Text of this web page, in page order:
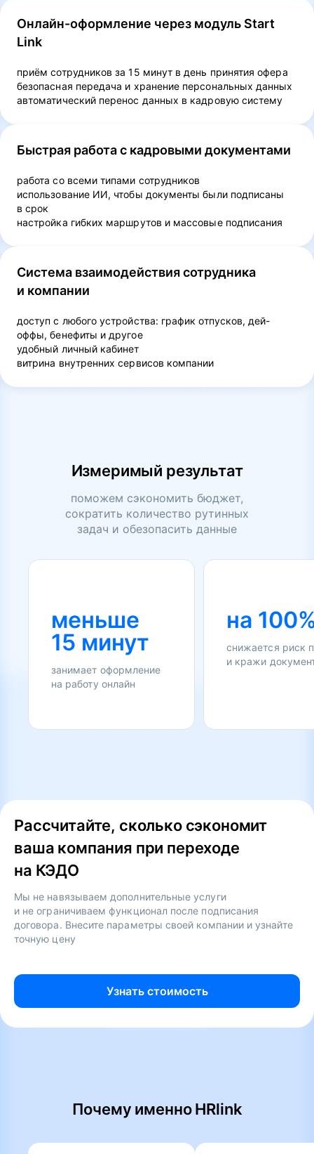
Онлайн-оформление через модуль Start
Link
приём сотрудников за 15 минут в день принятия офера
безопасная передача и хранение персональных данных
автоматический перенос данных в кадровую систему
Быстрая работа с кадровыми документами
работа со всеми типами сотрудников
использование ИИ, чтобы документы были подписаны
в срок
настройка гибких маршрутов и массовые подписания
Система взаимодействия сотрудника
и компании
доступ с любого устройства: график отпусков, дей-
оффы, бенефиты и другое
удобный личный кабинет
витрина внутренних сервисов компании
Измеримый результат
поможем сэкономить бюджет,
сократить количество рутинных
задач и обезопасить данные
меньше
15 минут
занимает оформление
на работу онлайн
на
снижается риск
и кражи
Рассчитайте, сколько сэкономит
ваша компания при переходе
на КЭДО
Мы не навязываем дополнительные услуги
и не ограничиваем функционал после подписания
договора. Внесите параметры своей компании и узнайте
точную цену
Узнать стоимость
Почему именно HRlink